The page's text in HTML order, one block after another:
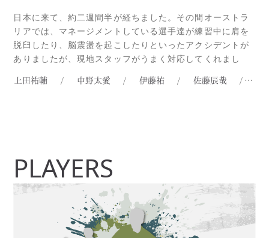
日本に来て、約二週間半が経ちました。その間オーストラ
リアでは、マネージメントしている選手達が練習中に肩を
脱臼したり、脳震盪を起こしたりといったアクシデントが
ありましたが、現地スタッフがうまく対応してくれまし
告してくれます。Illawarra Premier League、Cringilaと
上田祐輔 / 中野太愛 / 伊藤祐 / 佐藤辰哉 /
PLAYERS